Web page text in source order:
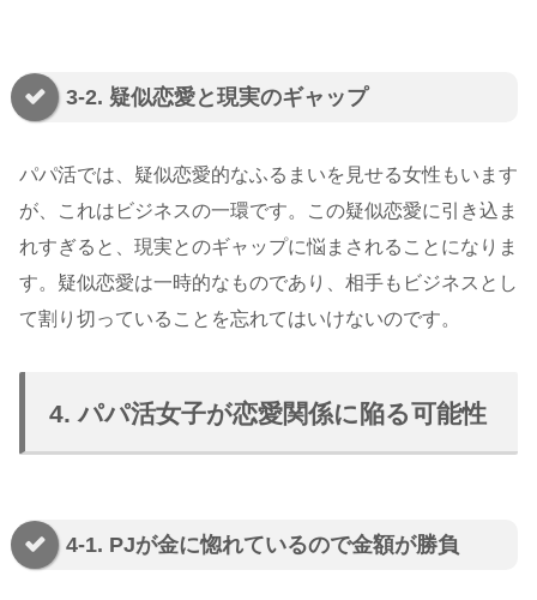
3-2. 疑似恋愛と現実のギャップ
パパ活では、疑似恋愛的なふるまいを見せる女性もいます
が、これはビジネスの一環です。この疑似恋愛に引き込ま
れすぎると、現実とのギャップに悩まされることになりま
す。疑似恋愛は一時的なものであり、相手もビジネスとし
て割り切っていることを忘れてはいけないのです。
4. パパ活女子が恋愛関係に陥る可能性
4-1. PJが金に惚れているので金額が勝負